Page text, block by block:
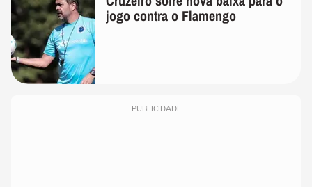
jogo contra o Flamengo
PUBLICIDADE